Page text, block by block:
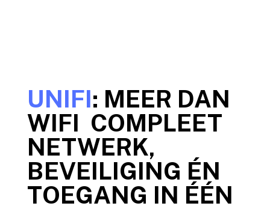
UNIFI: MEER DAN
WIFI COMPLEET
NETWERK,
BEVEILIGING ÉN
TOEGANG IN ÉÉN